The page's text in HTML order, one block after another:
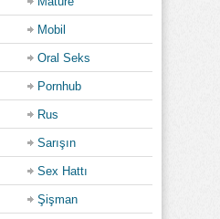
Mobil
Oral Seks
Pornhub
Rus
Sarışın
Sex Hattı
Şişman